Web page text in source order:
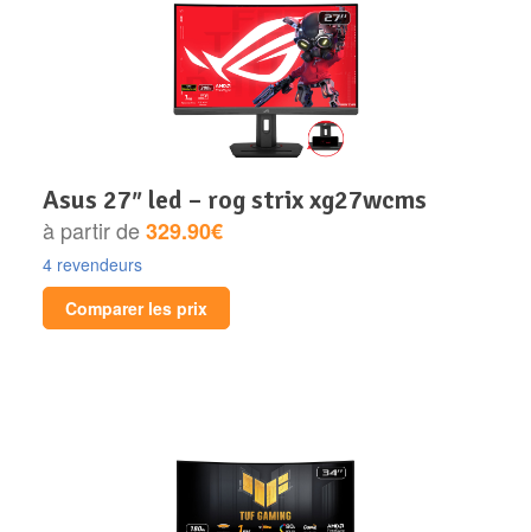
asus 27″ led – rog strix xg27wcms
à partir de329.90€
4 revendeurs
Comparer les prix